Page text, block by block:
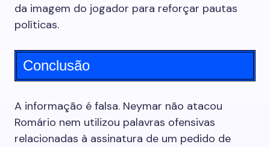
da imagem do jogador para reforçar pautas
políticas.
Conclusão
A informação é falsa. Neymar não atacou
Romário nem utilizou palavras ofensivas
relacionadas à assinatura de um pedido de